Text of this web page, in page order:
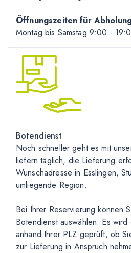
Öffnungszeiten für
Montag bis Samstag 9:00 - 19
Botendienst
Noch schneller geht es mit
liefern täglich, die Lieferung
Wunschadresse in Esslingen,
umliegende Region.
Bei Ihrer Reservierung können
Botendienst auswählen. Es wird
anhand Ihrer PLZ geprüft, ob
zur Lieferung in Anspruch